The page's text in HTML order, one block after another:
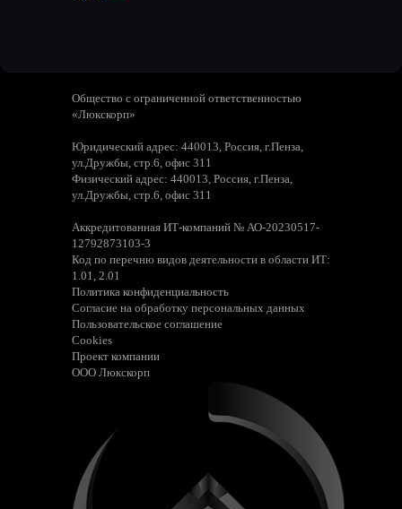
Общество с ограниченной ответственностью
«Люкскорп»
Юридический адрес: 440013, Россия, г.Пенза,
ул.Дружбы, стр.6, офис 311
Физический адрес: 440013, Россия, г.Пенза,
ул.Дружбы, стр.6, офис 311
Аккредитованная ИТ-компаний № АО-20230517-
12792873103-3
Код по перечню видов деятельности в области ИТ:
1.01, 2.01
Политика конфиденциальность
Согласие на обработку персональных данных
Пользовательское соглашение
Cookies
Проект компании
ООО Люкскорп